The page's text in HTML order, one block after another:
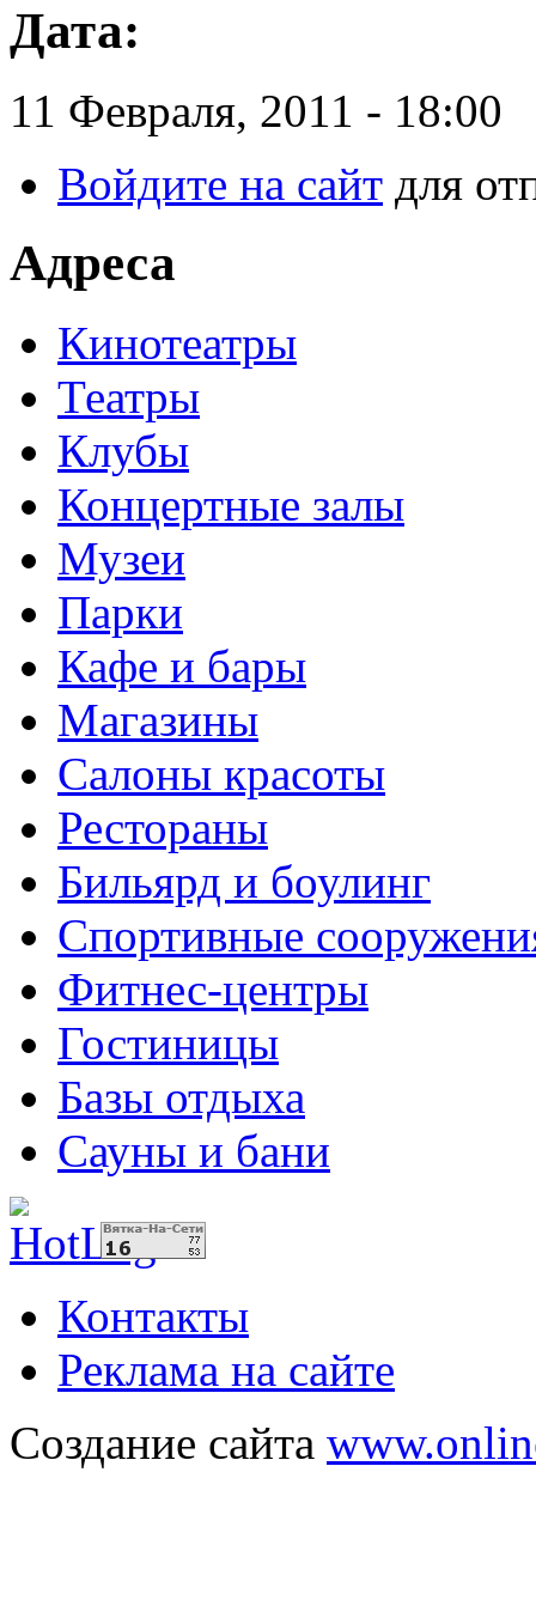
Дата:
11 Февраля, 2011 - 18:00
Войдите на сайт для
Адреса
Кинотеатры
Театры
Клубы
Концертные залы
Музеи
Парки
Кафе и бары
Магазины
Салоны красоты
Рестораны
Бильярд и боулинг
Спортивные
Фитнес-центры
Гостиницы
Базы отдыха
Сауны и бани
Контакты
Реклама на сайте
Создание сайта